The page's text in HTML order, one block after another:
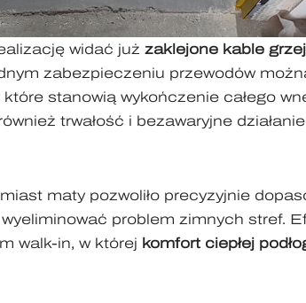
widać już zaklejone kable
zabezpieczeniu przewodów
które stanowią wykończenie całego
trwałość i bezawaryjne
maty pozwoliło precyzyjnie
wyeliminować problem zimnych stref.
walk-in, w której komfort ciepłej